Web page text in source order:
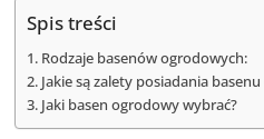
Spis treści
Rodzaje basenów ogrodowych:
Jakie są zalety posiadania
Jaki basen ogrodowy wybrać?